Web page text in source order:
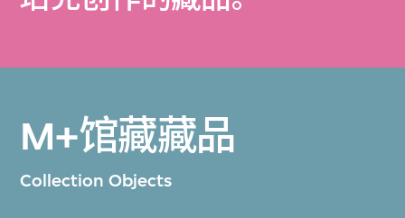
M+馆藏藏品
Collection Objects